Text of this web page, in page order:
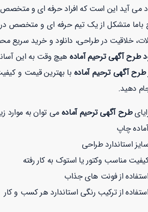
می آید این است که افراد حرفه ای و متخصص
متشکل از یک تیم حرفه ای و متخصص در
خلاقیت در طراحی، دانلود و خرید سریع
طرح آگهی ترحیم آماده هیچ وقت به این
طرح آگهی ترحیم آماده با بهترین قیمت و کیفیت بیشتر از 1 دقیقه زمان نمی برد. همچنین شما می توانید
دهید.
طرح آگهی ترحیم آماده می توان به موارد
چاپ
سایز استاندارد طراحی
مناسب وکتور یا استوک به کار رفته
استفاده از فونت های جذاب
استفاده از ترکیب رنگی استاندارد هر کسب و کار